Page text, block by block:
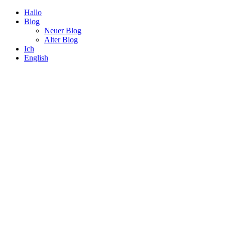
Hallo
Blog
Neuer Blog
Alter Blog
Ich
English